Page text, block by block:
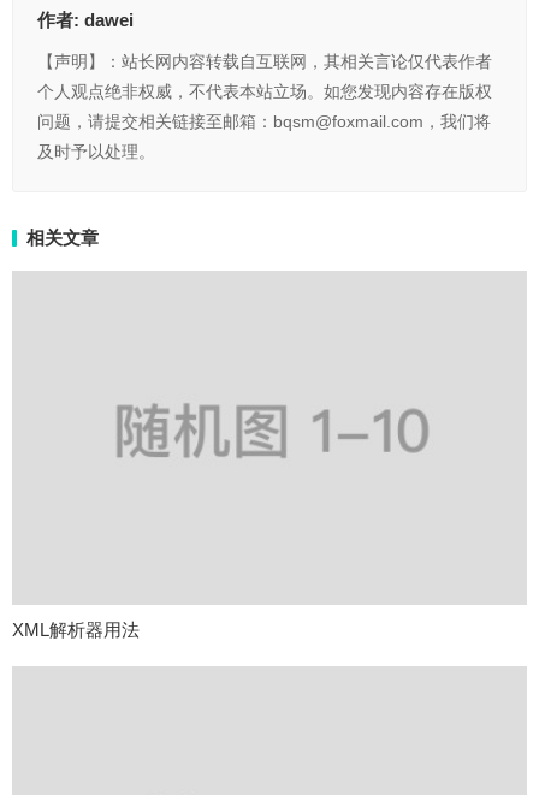
作者: dawei
【声明】：站长网内容转载自互联网，其相关言论仅代表作者
个人观点绝非权威，不代表本站立场。如您发现内容存在版权
问题，请提交相关链接至邮箱：bqsm@foxmail.com，我们将
及时予以处理。
相关文章
XML解析器用法